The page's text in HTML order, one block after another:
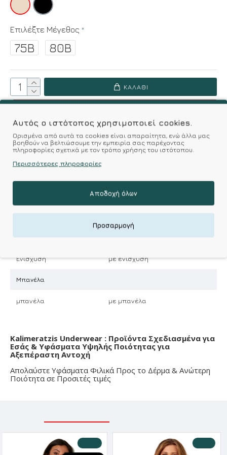
Σύμφωνα με 0 αξιολογήσεις.
Επιλέξτε Μέγεθος
75B 80B
ΚΑΛΆΘΙ
Επιθυμητό Σύγκριση
Χαρακτηριστικά
Ενίσχυση
Ενίσχυση με ενίσχυση
Μπανέλα
μπανέλα με μπανέλα
Kalimeratzis Underwear : Προϊόντα Σχεδιασμένα για
Εσάς & Υφάσματα Υψηλής Ποιότητας για
Αξεπέραστη Αντοχή
Απολαύστε Υφάσματα Φιλικά Προς το Δέρμα & Ανώτερη
Ποιότητα σε Προσιτές τιμές
-30 % -10 %
Αυτός ο ιστότοπος χρησιμοποιεί cookies.
Ορισμένα από αυτά τα cookies είναι απαραίτητα, ενώ άλλα μας
βοηθούν να βελτιώσουμε την εμπειρία σας παρέχοντας
πληροφορίες σχετικά με τον τρόπο χρήσης του ιστότοπου.
Περισσότερες πληροφορίες
Αποδοχή όλων
Προσαρμογή